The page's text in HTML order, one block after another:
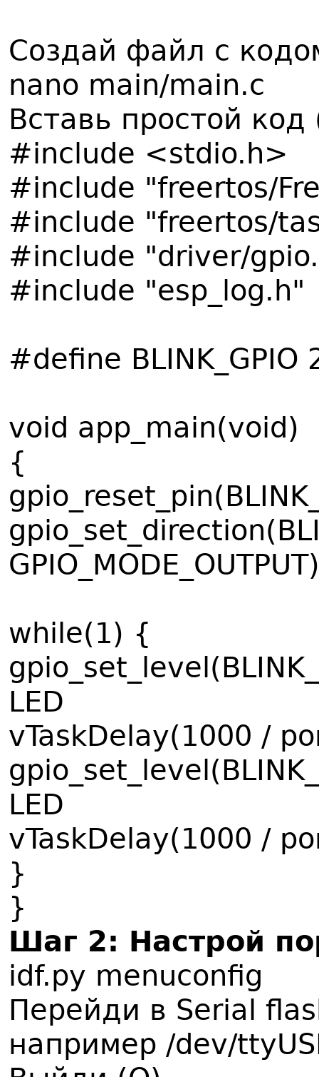
Создай файл с
nano main/main.c
Вставь простой
#include <stdio.h>
#include "freertos/
#include "freertos/
#include "driver/
#include "esp_log.h"
#define BLINK_GPIO
void app_main(void)
{
while(1) {
LED
vTaskDelay(1000 /
LED
vTaskDelay(1000 /
}
}
Шаг 2: Настрой
idf.py menuconfig
Перейди в Serial
например /dev/